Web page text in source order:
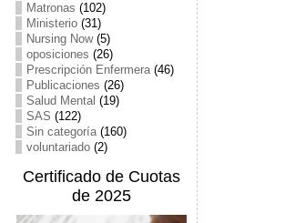
Matronas (102)
Ministerio(31)
Nursing Now(5)
oposiciones (26)
Prescripción Enfermera(46)
Publicaciones (26)
Salud Mental (19)
SAS (122)
Sin categoría(160)
voluntariado(2)
Certificado de Cuotas
de 2025